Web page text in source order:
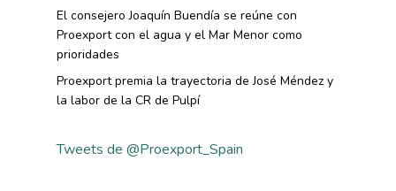
El consejero Joaquín Buendía se reúne con
Proexport con el agua y el Mar Menor como
prioridades
Proexport premia la trayectoria de José Méndez y
la labor de la CR de Pulpí
Tweets de @Proexport_Spain